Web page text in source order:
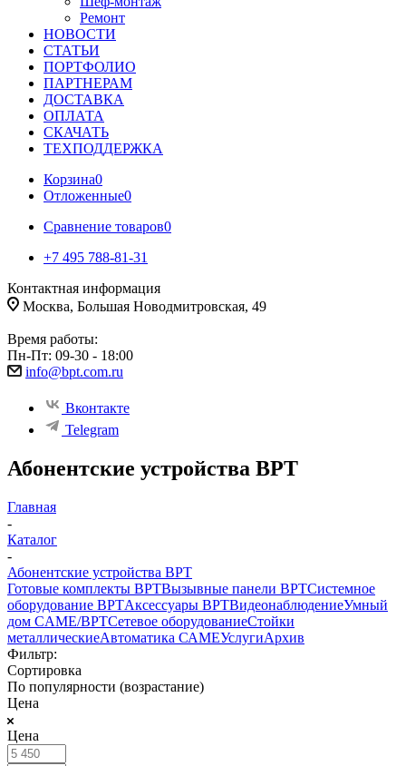
Ремонт
НОВОСТИ
СТАТЬИ
ПОРТФОЛИО
ПАРТНЕРАМ
ДОСТАВКА
ОПЛАТА
СКАЧАТЬ
ТЕХПОДДЕРЖКА
Корзина0
Отложенные0
Сравнение товаров0
+7 495 788-81-31
Контактная информация
Москва, Большая Новодмитровская, 49
Время работы:
Пн-Пт: 09-30 - 18:00
info@bpt.com.ru
Вконтакте
Telegram
Абонентские устройства BPT
Главная
-
Каталог
-
Абонентские устройства BPT
Готовые комплекты BPTВызывные панели BPTСистемное
оборудование BPTАксессуары BPTВидеонаблюдениеУмный
дом CAME/BPTСетевое оборудованиеСтойки
металлическиеАвтоматика САМЕУслугиАрхив
Фильтр:
Сортировка
По популярности (возрастание)
Цена
Цена